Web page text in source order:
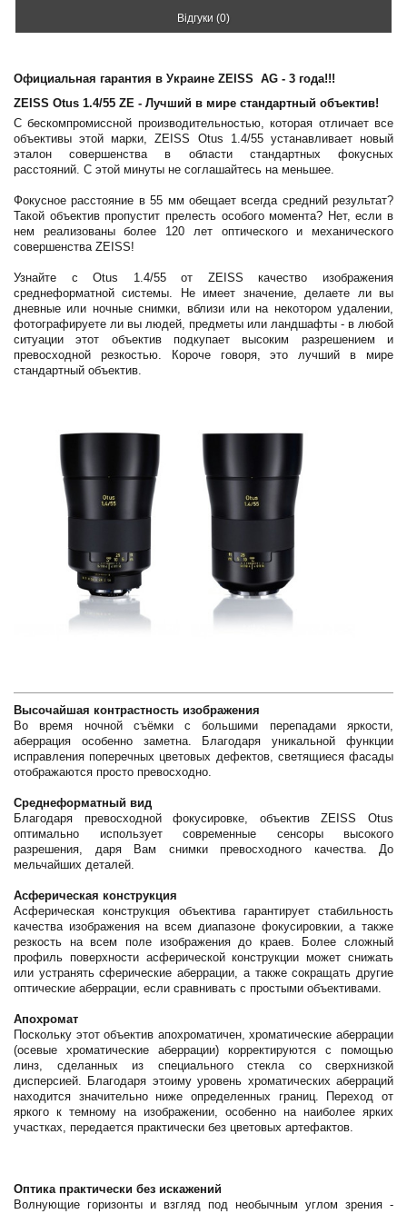
Відгуки (0)
Официальная гарантия в Украине ZEISS AG - 3 года!!!
ZEISS Otus 1.4/55 ZE - Лучший в мире стандартный объектив!
С бескомпромиссной производительностью, которая отличает все
объективы этой марки, ZEISS Otus 1.4/55 устанавливает новый
эталон совершенства в области стандартных фокусных
расстояний. С этой минуты не соглашайтесь на меньшее.
Фокусное расстояние в 55 мм обещает всегда средний результат?
Такой объектив пропустит прелесть особого момента? Нет, если в
нем реализованы более 120 лет оптического и механического
совершенства ZEISS!
Узнайте с Otus 1.4/55 от ZEISS качество изображения
среднеформатной системы. Не имеет значение, делаете ли вы
дневные или ночные снимки, вблизи или на некотором удалении,
фотографируете ли вы людей, предметы или ландшафты - в любой
ситуации этот объектив подкупает высоким разрешением и
превосходной резкостью. Короче говоря, это лучший в мире
стандартный объектив.
Высочайшая контрастность изображения
Во время ночной съёмки с большими перепадами яркости,
аберрация особенно заметна. Благодаря уникальной функции
исправления поперечных цветовых дефектов, светящиеся фасады
отображаются просто превосходно.
Среднеформатный вид
Благодаря превосходной фокусировке, объектив ZEISS Otus
оптимально использует современные сенсоры высокого
разрешения, даря Вам снимки превосходного качества. До
мельчайших деталей.
Асферическая конструкция
Асферическая конструкция объектива гарантирует стабильность
качества изображения на всем диапазоне фокусировкии, а также
резкость на всем поле изображения до краев. Более сложный
профиль поверхности асферической конструкции может снижать
или устранять сферические аберрации, а также сокращать другие
оптические аберрации, если сравнивать с простыми объективами.
Апохромат
Поскольку этот объектив апохроматичен, хроматические аберрации
(осевые хроматические аберрации) корректируются с помощью
линз, сделанных из специального стекла со сверхнизкой
дисперсией. Благодаря этоиму уровень хроматических аберраций
находится значительно ниже определенных границ. Переход от
яркого к темному на изображении, особенно на наиболее ярких
участках, передается практически без цветовых артефактов.
Оптика практически без искажений
Волнующие горизонты и взгляд под необычным углом зрения -